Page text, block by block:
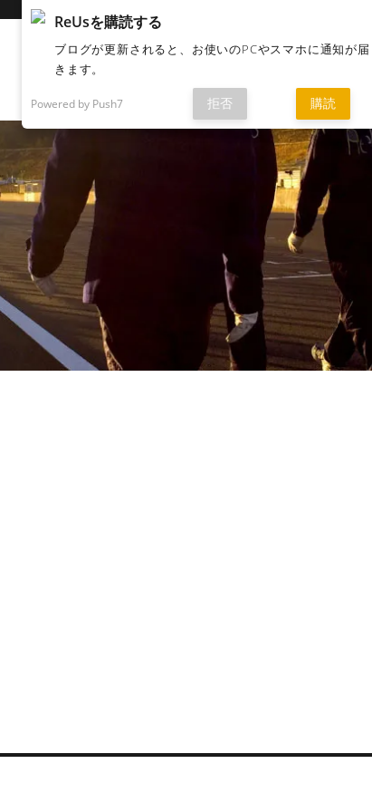
ReUsを購読する
ブログが更新されると、お使いのPCやスマホに通知が届
きます。
Powered by Push7 拒否 購読